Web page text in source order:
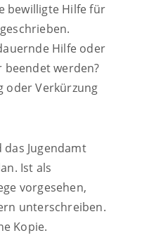
bewilligte Hilfe für
Hilfe oder
werden?
oder Verkürzung
Jugendamt
Ist als
vorgesehen,
unterschreiben.
Kopie.